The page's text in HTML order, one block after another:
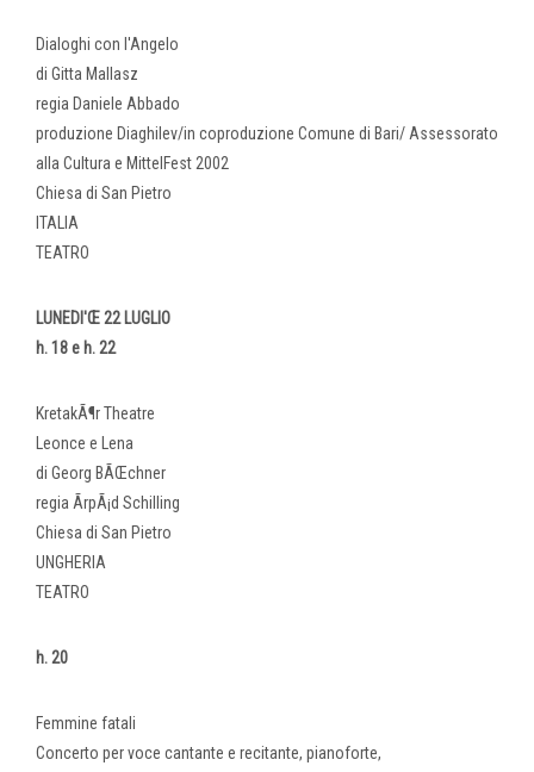
Dialoghi con l'Angelo
di Gitta Mallasz
regia Daniele Abbado
produzione Diaghilev/in coproduzione Comune di Bari/ Assessorato
alla Cultura e MittelFest 2002
Chiesa di San Pietro
ITALIA
TEATRO
LUNEDI'Œ 22 LUGLIO
h. 18 e h. 22
KretakÃ¶r Theatre
Leonce e Lena
di Georg BÃŒchner
regia ÃrpÃ¡d Schilling
Chiesa di San Pietro
UNGHERIA
TEATRO
h. 20
Femmine fatali
Concerto per voce cantante e recitante, pianoforte,